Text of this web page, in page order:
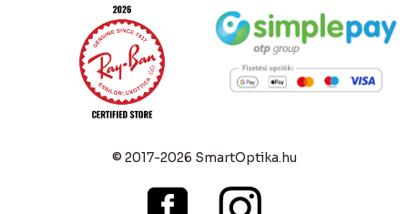
© 2017-2026 SmartOptika.hu